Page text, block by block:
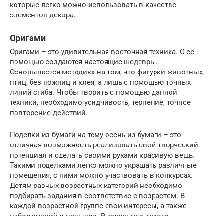
которые легко можно использовать в качестве
элементов декора.
Оригами
Оригами – это удивительная восточная техника. С ее
помощью создаются настоящие шедевры.
Основывается методика на том, что фигурки животных,
птиц, без ножниц и клея, а лишь с помощью точных
линий сгиба. Чтобы творить с помощью данной
техники, необходимо усидчивость, терпение, точное
повторение действий.
Поделки из бумаги на тему осень из бумаги – это
отличная возможность реализовать свой творческий
потенциал и сделать своими руками красивую вещь.
Такими поделками легко можно украшать различные
помещения, с ними можно участвовать в конкурсах.
Детям разных возрастных категорий необходимо
подбирать задания в соответствие с возрастом. В
каждой возрастной группе свои интересы, а также